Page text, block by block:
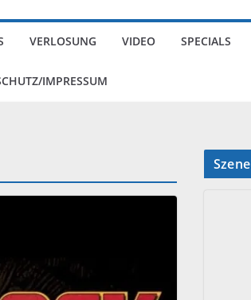
VERLOSUNG VIDEO SPECIALS
IMPRESSUM
Szene